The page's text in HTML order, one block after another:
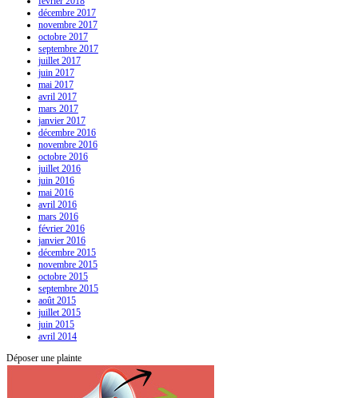
décembre 2017
novembre 2017
octobre 2017
septembre 2017
juillet 2017
juin 2017
mai 2017
avril 2017
mars 2017
janvier 2017
décembre 2016
novembre 2016
octobre 2016
juillet 2016
juin 2016
mai 2016
avril 2016
mars 2016
février 2016
janvier 2016
décembre 2015
novembre 2015
octobre 2015
septembre 2015
août 2015
juillet 2015
juin 2015
avril 2014
Déposer une plainte